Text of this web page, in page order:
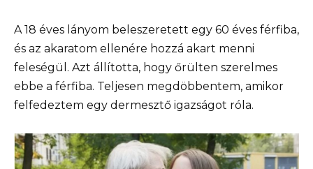
A 18 éves lányom beleszeretett egy 60 éves férfiba,
és az akaratom ellenére hozzá akart menni
feleségül. Azt állította, hogy őrülten szerelmes
ebbe a férfiba. Teljesen megdöbbentem, amikor
felfedeztem egy dermesztő igazságot róla.